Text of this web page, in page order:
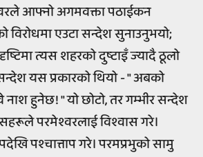
आफ्नो अगमवक्ता पठाईकन
विरोधमा एउटा सन्देश सुनाउनुभयो;
त्यस शहरको दुष्टाइँ ज्यादै ठूलो
यस प्रकारको थियो - " अबको
नाश हुनेछ! " यो छोटो, तर गम्भीर सन्देश
परमेश्वरलाई विश्वास गरे।
पश्चात्ताप गरे। परमप्रभुको सामु